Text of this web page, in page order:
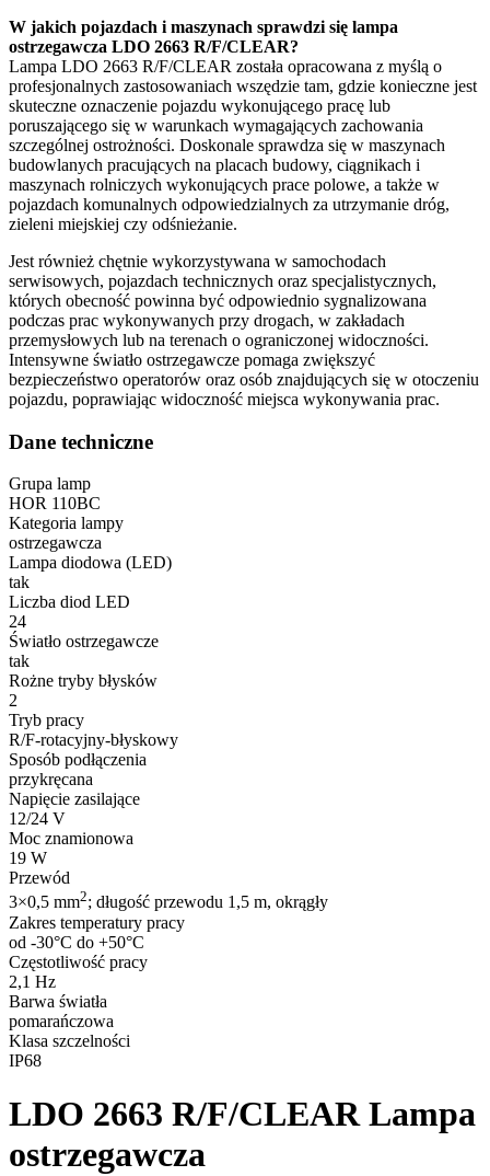
W jakich pojazdach i maszynach sprawdzi się lampa
ostrzegawcza LDO 2663 R/F/CLEAR?
Lampa LDO 2663 R/F/CLEAR została opracowana z myślą o
profesjonalnych zastosowaniach wszędzie tam, gdzie konieczne jest
skuteczne oznaczenie pojazdu wykonującego pracę lub
poruszającego się w warunkach wymagających zachowania
szczególnej ostrożności. Doskonale sprawdza się w maszynach
budowlanych pracujących na placach budowy, ciągnikach i
maszynach rolniczych wykonujących prace polowe, a także w
pojazdach komunalnych odpowiedzialnych za utrzymanie dróg,
zieleni miejskiej czy odśnieżanie.
Jest również chętnie wykorzystywana w samochodach
serwisowych, pojazdach technicznych oraz specjalistycznych,
których obecność powinna być odpowiednio sygnalizowana
podczas prac wykonywanych przy drogach, w zakładach
przemysłowych lub na terenach o ograniczonej widoczności.
Intensywne światło ostrzegawcze pomaga zwiększyć
bezpieczeństwo operatorów oraz osób znajdujących się w otoczeniu
pojazdu, poprawiając widoczność miejsca wykonywania prac.
Dane techniczne
Grupa lamp
HOR 110BC
Kategoria lampy
ostrzegawcza
Lampa diodowa (LED)
tak
Liczba diod LED
24
Światło ostrzegawcze
tak
Rożne tryby błysków
2
Tryb pracy
R/F-rotacyjny-błyskowy
Sposób podłączenia
przykręcana
Napięcie zasilające
12/24 V
Moc znamionowa
19 W
Przewód
3×0,5 mm2; długość przewodu 1,5 m, okrągły
Zakres temperatury pracy
od -30°C do +50°C
Częstotliwość pracy
2,1 Hz
Barwa światła
pomarańczowa
Klasa szczelności
IP68
LDO 2663 R/F/CLEAR Lampa
ostrzegawcza